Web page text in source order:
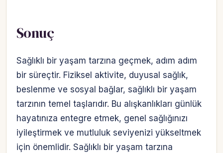
Sonuç
Sağlıklı bir yaşam tarzına geçmek, adım adım
bir süreçtir. Fiziksel aktivite, duyusal sağlık,
beslenme ve sosyal bağlar, sağlıklı bir yaşam
tarzının temel taşlarıdır. Bu alışkanlıkları günlük
hayatınıza entegre etmek, genel sağlığınızı
iyileştirmek ve mutluluk seviyenizi yükseltmek
için önemlidir. Sağlıklı bir yaşam tarzına